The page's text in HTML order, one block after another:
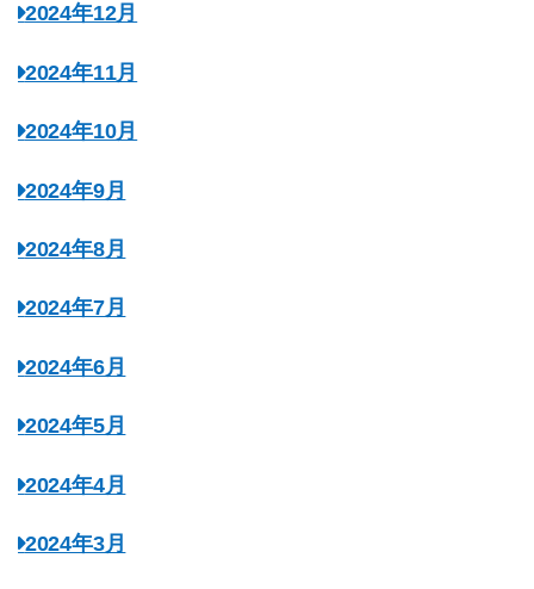
2024年12月
2024年11月
2024年10月
2024年9月
2024年8月
2024年7月
2024年6月
2024年5月
2024年4月
2024年3月